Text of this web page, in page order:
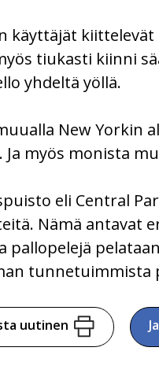
käyttäjät
tiukasti kiinni
yhdeltä yöllä.
New Yorkin
Ja myös monista
eli Central
Nämä antavat
pallopelejä
tunnetuimmista
uutinen